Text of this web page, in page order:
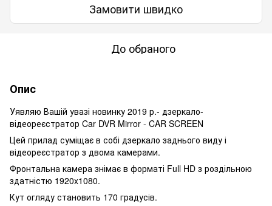
Замовити швидко
До обраного
Опис
Уявляю Вашій увазі новинку 2019 р.- дзеркало-
відеореєстратор Car DVR Mirror - CAR SCREEN
Цей прилад суміщає в собі дзеркало заднього виду і
відеореєстратор з двома камерами.
Фронтальна камера знімає в форматі Full HD з роздільною
здатністю 1920x1080.
Кут огляду становить 170 градусів.